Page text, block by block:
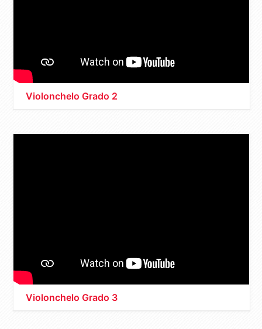
Violonchelo Grado 2
Violonchelo Grado 3